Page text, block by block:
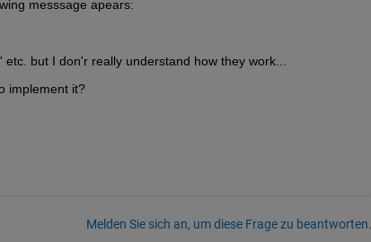
messsage apears:
but I don'r really understand how they work...
implement it?
Melden Sie sich an, um diese Frage zu beantworten.